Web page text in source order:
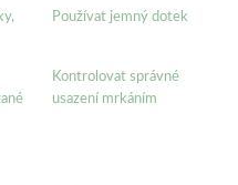
Používat jemný dotek
Kontrolovat správné
usazení mrkáním